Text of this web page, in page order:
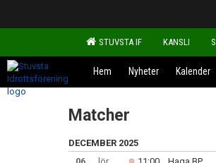
STUVSTA IF KANSLI
Hem Nyheter Kalender
Matcher
DECEMBER 2025